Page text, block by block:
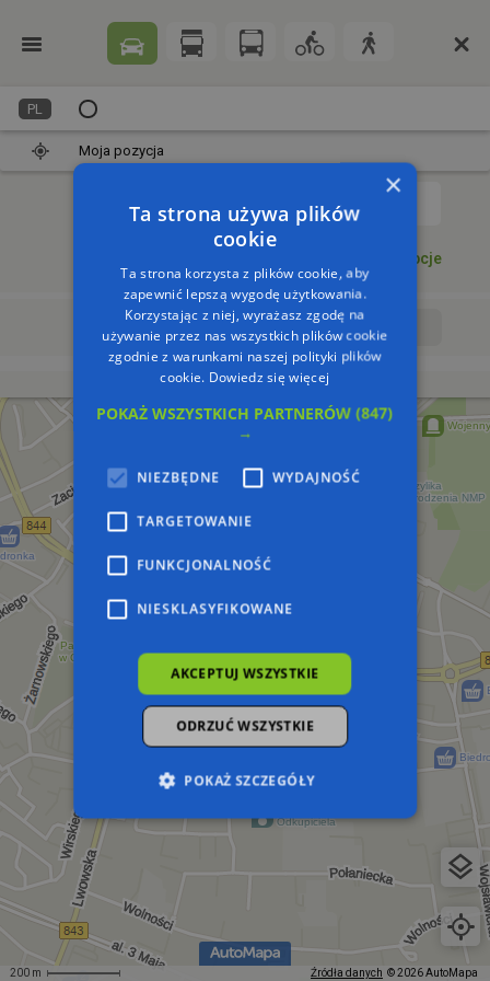
200 m Źródła danych © 2026 AutoMapa
PL
Moja pozycja
Opcje
Wyrusz teraz Wyrusz o:
×
Ta strona używa plików
cookie
Ta strona korzysta z plików cookie, aby
zapewnić lepszą wygodę użytkowania.
Korzystając z niej, wyrażasz zgodę na
używanie przez nas wszystkich plików cookie
zgodnie z warunkami naszej polityki plików
cookie. Dowiedz się więcej
POKAŻ WSZYSTKICH PARTNERÓW(847)
→
NIEZBĘDNE WYDAJNOŚĆ
TARGETOWANIE
FUNKCJONALNOŚĆ
NIESKLASYFIKOWANE
AKCEPTUJ WSZYSTKIE
ODRZUĆ WSZYSTKIE
POKAŻ SZCZEGÓŁY
Targetowanie
Niezbędne pliki cookie umożliwiają korzystanie z
podstawowych funkcji strony internetowej,
takich jak logowanie użytkownika i zarządzanie